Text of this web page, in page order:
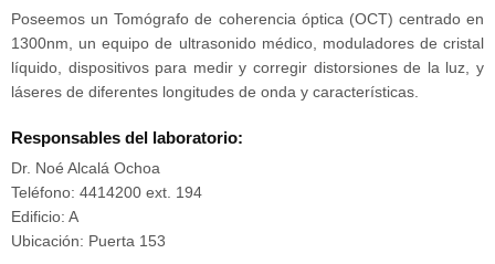
Poseemos un Tomógrafo de coherencia óptica (OCT) centrado en
1300nm, un equipo de ultrasonido médico, moduladores de cristal
líquido, dispositivos para medir y corregir distorsiones de la luz, y
láseres de diferentes longitudes de onda y características.
Responsables del laboratorio:
Dr. Noé Alcalá Ochoa
Teléfono: 4414200 ext. 194
Edificio: A
Ubicación: Puerta 153